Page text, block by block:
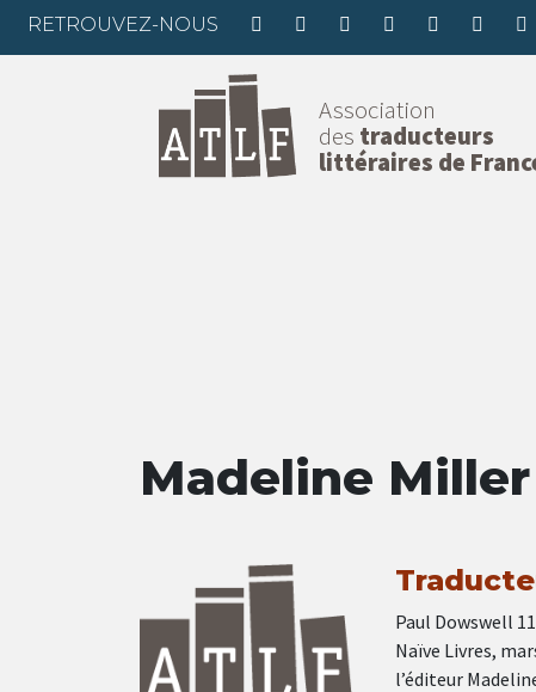
RETROUVEZ-NOUS
Association
des traducteurs
littéraires de
Madeline Miller
Paul Dowswell
Naïve Livres,
l’éditeur